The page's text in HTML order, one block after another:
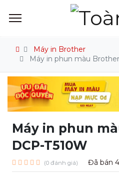
Máy in Brother
Máy in phun màu
Máy in phun
DCP-T510W
(0 đánh giá) Đã bán 4